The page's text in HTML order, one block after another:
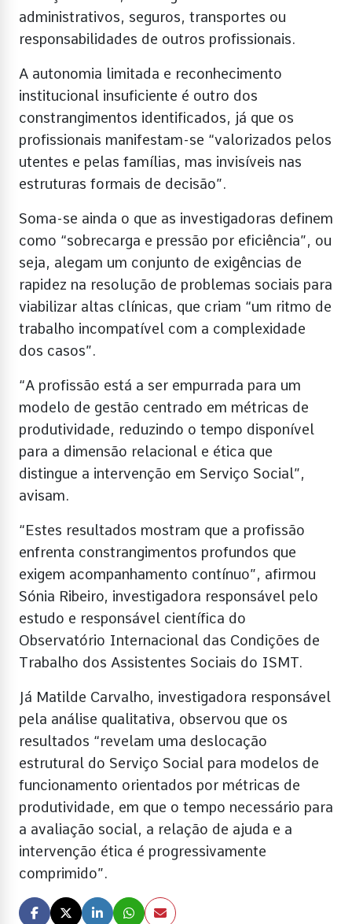
administrativos, seguros, transportes ou
responsabilidades de outros profissionais.
A autonomia limitada e reconhecimento
institucional insuficiente é outro dos
constrangimentos identificados, já que os
profissionais manifestam-se “valorizados pelos
utentes e pelas famílias, mas invisíveis nas
estruturas formais de decisão”.
Soma-se ainda o que as investigadoras definem
como “sobrecarga e pressão por eficiência”, ou
seja, alegam um conjunto de exigências de
rapidez na resolução de problemas sociais para
viabilizar altas clínicas, que criam “um ritmo de
trabalho incompatível com a complexidade
dos casos”.
“A profissão está a ser empurrada para um
modelo de gestão centrado em métricas de
produtividade, reduzindo o tempo disponível
para a dimensão relacional e ética que
distingue a intervenção em Serviço Social”,
avisam.
“Estes resultados mostram que a profissão
enfrenta constrangimentos profundos que
exigem acompanhamento contínuo”, afirmou
Sónia Ribeiro, investigadora responsável pelo
estudo e responsável científica do
Observatório Internacional das Condições de
Trabalho dos Assistentes Sociais do ISMT.
Já Matilde Carvalho, investigadora responsável
pela análise qualitativa, observou que os
resultados “revelam uma deslocação
estrutural do Serviço Social para modelos de
funcionamento orientados por métricas de
produtividade, em que o tempo necessário para
a avaliação social, a relação de ajuda e a
intervenção ética é progressivamente
comprimido”.